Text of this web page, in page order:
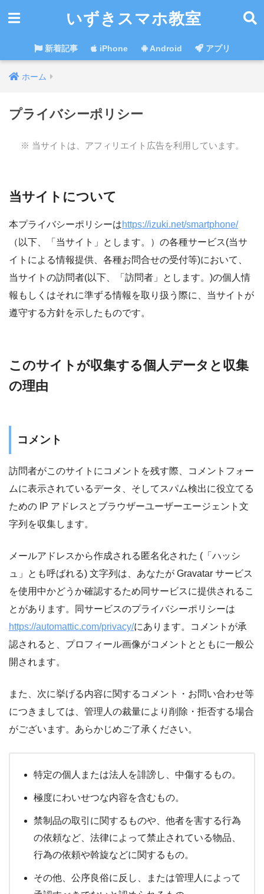
いずきスマホ教室
新着記事 iPhone Android アプリ
ホーム
プライバシーポリシー
※ 当サイトは、アフィリエイト広告を利用しています。
当サイトについて
本プライバシーポリシーはhttps://izuki.net/smartphone/
（以下、「当サイト」とします。）の各種サービス(当サ
イトによる情報提供、各種お問合せの受付等)において、
当サイトの訪問者(以下、「訪問者」とします。)の個人情
報もしくはそれに準ずる情報を取り扱う際に、当サイトが
遵守する方針を示したものです。
このサイトが収集する個人データと収集
の理由
コメント
訪問者がこのサイトにコメントを残す際、コメントフォー
ムに表示されているデータ、そしてスパム検出に役立てる
ための IP アドレスとブラウザーユーザーエージェント文
字列を収集します。
メールアドレスから作成される匿名化された (「ハッシ
ュ」とも呼ばれる) 文字列は、あなたが Gravatar サービス
を使用中かどうか確認するため同サービスに提供されるこ
とがあります。同サービスのプライバシーポリシーは
https://automattic.com/privacy/にあります。コメントが承
認されると、プロフィール画像がコメントとともに一般公
開されます。
また、次に挙げる内容に関するコメント・お問い合わせ等
につきましては、管理人の裁量により削除・拒否する場合
がございます。あらかじめご了承ください。
特定の個人または法人を誹謗し、中傷するもの。
極度にわいせつな内容を含むもの。
禁制品の取引に関するものや、他者を害する行為
の依頼など、法律によって禁止されている物品、
行為の依頼や斡旋などに関するもの。
その他、公序良俗に反し、または管理人によって